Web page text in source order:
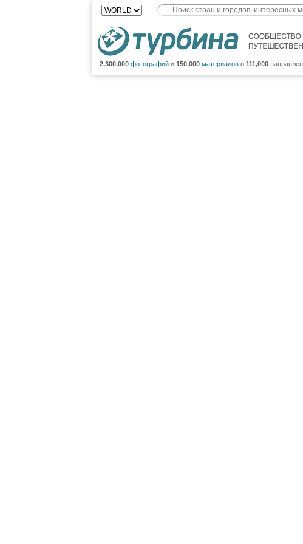
2,300,000 фотографий и 150,000 материалов о 111,000